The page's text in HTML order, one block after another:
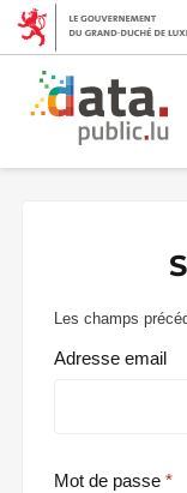
Les champs
Adresse email
Mot de passe